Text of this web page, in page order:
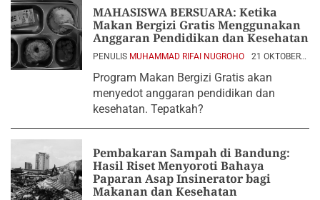
MAHASISWA BERSUARA: Ketika
Makan Bergizi Gratis Menggunakan
Anggaran Pendidikan dan Kesehatan
PENULIS MUHAMMAD RIFAI NUGROHO
21 OKTOBER
Program Makan Bergizi Gratis akan
menyedot anggaran pendidikan dan
kesehatan. Tepatkah?
Pembakaran Sampah di Bandung:
Hasil Riset Menyoroti Bahaya
Paparan Asap Insinerator bagi
Makanan dan Kesehatan